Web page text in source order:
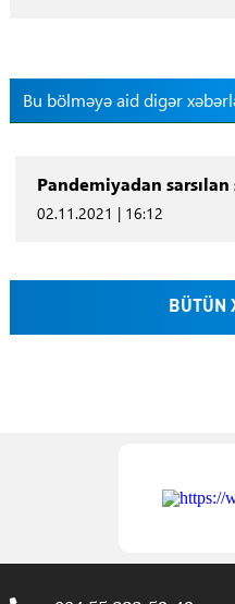
Bu bölməyə aid digər
Pandemiyadan
02.11.2021 | 16:12
BÜTÜN